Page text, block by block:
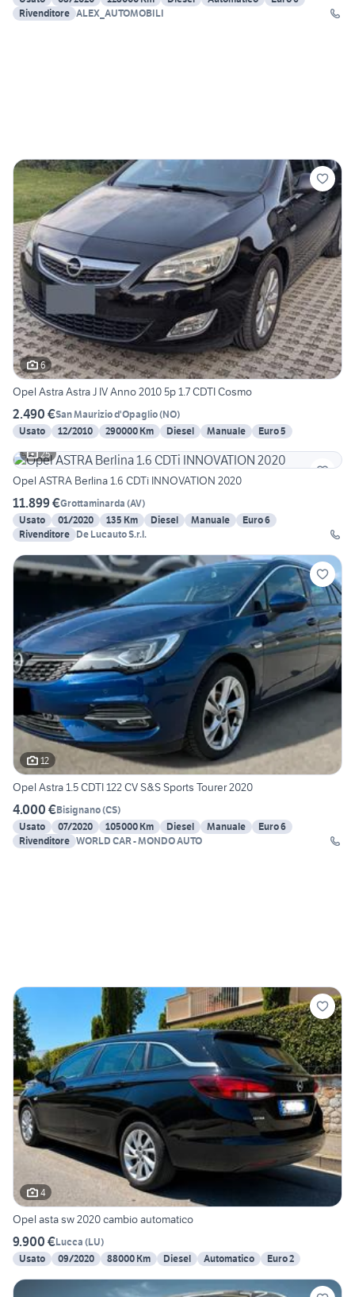
Rivenditore ALEX_AUTOMOBILI
6
Opel Astra Astra J IV Anno 2010 5p 1.7 CDTI Cosmo
2.490 €San Maurizio d'Opaglio(NO)
Usato
12/2010 290000 Km Diesel Manuale
Euro 5
25
Opel ASTRA Berlina 1.6 CDTi INNOVATION 2020
11.899 €Grottaminarda (AV)
Usato
01/2020 135 Km Diesel Manuale
Euro 6
Rivenditore De Lucauto S.r.l.
12
Opel Astra 1.5 CDTI 122 CV S&S Sports Tourer 2020
4.000 €Bisignano(CS)
Usato
07/2020 105000 Km Diesel Manuale
Euro 6
Rivenditore WORLD CAR - MONDO AUTO
4
Opel asta sw 2020 cambio automatico
9.900 €Lucca (LU)
Usato
09/2020 88000 Km Diesel Automatico Euro 2